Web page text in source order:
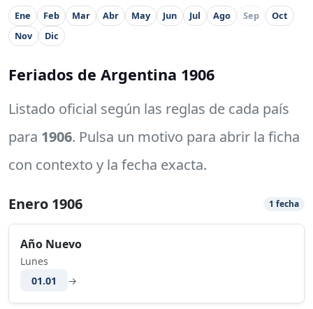
Ene Feb Mar Abr May Jun Jul Ago Sep
Oct
Nov
Dic
Feriados de Argentina 1906
Listado oficial según las reglas de cada país
para 1906. Pulsa un motivo para abrir la ficha
con contexto y la fecha exacta.
Enero 1906 1 fecha
Año Nuevo
Lunes
01.01
→